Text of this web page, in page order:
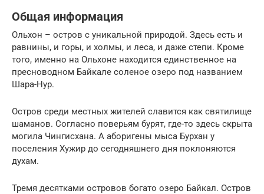
Общая информация
Ольхон – остров с уникальной природой. Здесь есть и
равнины, и горы, и холмы, и леса, и даже степи. Кроме
того, именно на Ольхоне находится единственное на
пресноводном Байкале соленое озеро под названием
Шара-Нур.
Остров среди местных жителей славится как святилище
шаманов. Согласно поверьям бурят, где-то здесь скрыта
могила Чингисхана. А аборигены мыса Бурхан у
поселения Хужир до сегодняшнего дня поклоняются
духам.
Тремя десятками островов богато озеро Байкал. Остров